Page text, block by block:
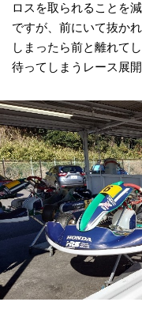
ロスを取られることを
ですが、前にいて抜か
しまったら前と離れて
待ってしまうレース展